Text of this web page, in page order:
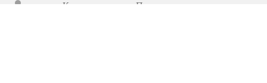
Комплектующие
Персональные компьютеры,